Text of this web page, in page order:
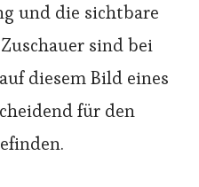
und die sichtbare
sind bei
diesem Bild eines
für den